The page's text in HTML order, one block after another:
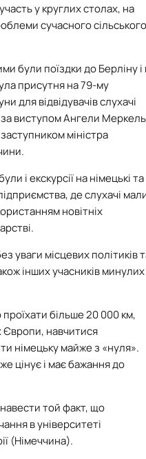
у круглих столах, на
сучасного сільського
були поїздки до Берліну і
присутня на 79-му
для відвідувачів слухачі
виступом Ангели
міністра
і екскурсії на німецькі та
де слухачі
новітніх
уваги місцевих політиків
інших учасників минулих
проїхати більше 20 000 км,
Європи, навчитися
німецьку майже з «нуля».
цінує і має бажання до
той факт, що
в університеті
(Німеччина).